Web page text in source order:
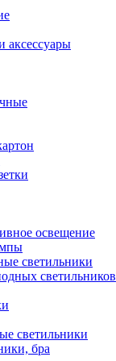
аксессуары
освещение
светильники
светильников
светильники
бра